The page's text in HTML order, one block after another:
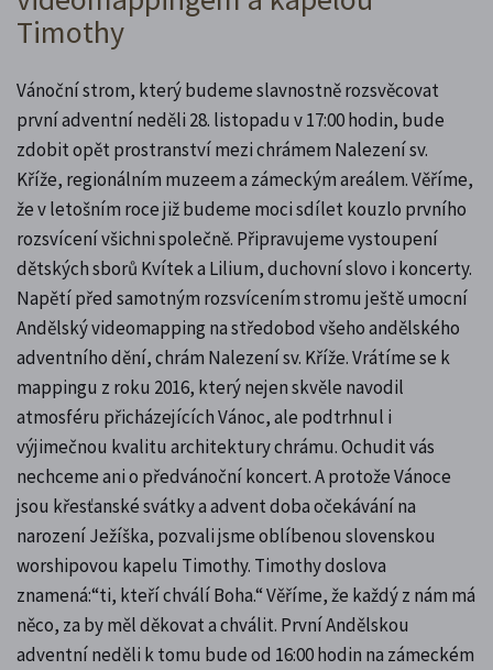
Timothy
Vánoční strom, který budeme slavnostně rozsvěcovat
první adventní neděli 28. listopadu v 17:00 hodin, bude
zdobit opět prostranství mezi chrámem Nalezení sv.
Kříže, regionálním muzeem a zámeckým areálem. Věříme,
že v letošním roce již budeme moci sdílet kouzlo prvního
rozsvícení všichni společně. Připravujeme vystoupení
dětských sborů Kvítek a Lilium, duchovní slovo i koncerty.
Napětí před samotným rozsvícením stromu ještě umocní
Andělský videomapping na středobod všeho andělského
adventního dění, chrám Nalezení sv. Kříže. Vrátíme se k
mappingu z roku 2016, který nejen skvěle navodil
atmosféru přicházejících Vánoc, ale podtrhnul i
výjimečnou kvalitu architektury chrámu. Ochudit vás
nechceme ani o předvánoční koncert. A protože Vánoce
jsou křesťanské svátky a advent doba očekávání na
narození Ježíška, pozvali jsme oblíbenou slovenskou
worshipovou kapelu Timothy. Timothy doslova
znamená:“ti, kteří chválí Boha.“ Věříme, že každý z nám má
něco, za by měl děkovat a chválit. První Andělskou
adventní neděli k tomu bude od 16:00 hodin na zámeckém